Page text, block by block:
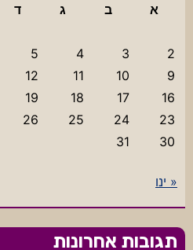
א
ב ג ד
2
3
4
5
9
10
11
12
16
17
18
19
23
24
25
26
30
31
« ינו
תגובות אחרונות